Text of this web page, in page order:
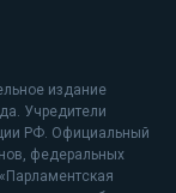
издание
Учредители
РФ. Официальный
федеральных